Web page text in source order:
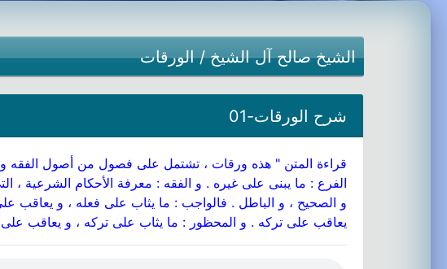
الشيخ صالح آل الشيخ/الورقات
شرح الورقات-01
قراءة المتن " هذه ورقات ، تشتمل على فصول من أصول الفقه و
الفرع : ما يبنى على غيره . و الفقه : معرفة الأحكام الشرعية ،
و الصحيح ، و الباطل . فالواجب : ما يثاب على فعله ، و يعاقب
يعاقب على تركه . و المحظور : ما يثاب على تركه ، و يعاقب